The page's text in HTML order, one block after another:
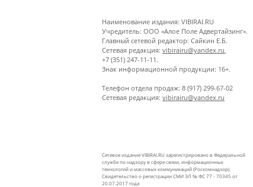
Наименование издания: VIBIRAI.RU
Учредитель: ООО «Алое Поле Адвертайзинг».
Главный сетевой редактор: Сайкин Е.Б.
Сетевая редакция: vibirairu@yandex.ru
+7 (351) 247-11-11.
Знак информационной продукции: 16+.
Телефон отдела продаж: 8 (917) 299-67-02
Сетевая редакция: vibirairu@yandex.ru
Сетевое издание VIBIRAI.RU зарегистрировано в Федеральной
службе по надзору в сфере связи, информационных
технологий и массовых коммуникаций (Роскомнадзор).
Свидетельство о регистрации СМИ ЭЛ № ФС 77 - 70345 от
20.07.2017 года